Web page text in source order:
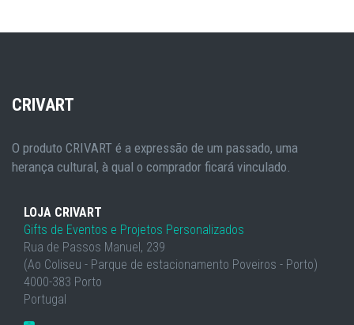
CRIVART
O produto CRIVART é a expressão de um passado, uma
herança cultural, à qual o comprador ficará vinculado.
LOJA CRIVART
Gifts de Eventos e Projetos Personalizados
Rua de Passos Manuel, 239
(Ao Coliseu - Parque de estacionamento Poveiros - Porto)
4000-383 Porto
Portugal